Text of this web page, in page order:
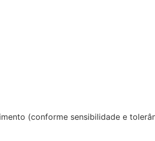
(conforme sensibilidade e